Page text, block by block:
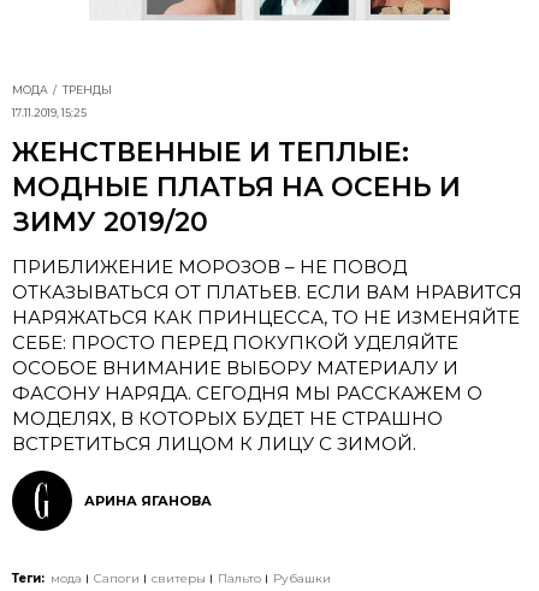
МОДА
ТРЕНДЫ
17.11.2019, 15:25
ЖЕНСТВЕННЫЕ И ТЕПЛЫЕ:
МОДНЫЕ ПЛАТЬЯ НА ОСЕНЬ И
ЗИМУ 2019/20
ПРИБЛИЖЕНИЕ МОРОЗОВ – НЕ ПОВОД
ОТКАЗЫВАТЬСЯ ОТ ПЛАТЬЕВ. ЕСЛИ ВАМ НРАВИТСЯ
НАРЯЖАТЬСЯ КАК ПРИНЦЕССА, ТО НЕ ИЗМЕНЯЙТЕ
СЕБЕ: ПРОСТО ПЕРЕД ПОКУПКОЙ УДЕЛЯЙТЕ
ОСОБОЕ ВНИМАНИЕ ВЫБОРУ МАТЕРИАЛУ И
ФАСОНУ НАРЯДА. СЕГОДНЯ МЫ РАССКАЖЕМ О
МОДЕЛЯХ, В КОТОРЫХ БУДЕТ НЕ СТРАШНО
ВСТРЕТИТЬСЯ ЛИЦОМ К ЛИЦУ С ЗИМОЙ.
АРИНА ЯГАНОВА
Теги: мода Сапоги свитеры Пальто Рубашки